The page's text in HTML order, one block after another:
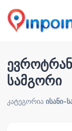
სამგორი
კატეგორია ისანი-